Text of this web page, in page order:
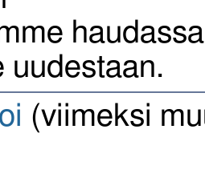
haudassa
uudestaan.
(viimeksi